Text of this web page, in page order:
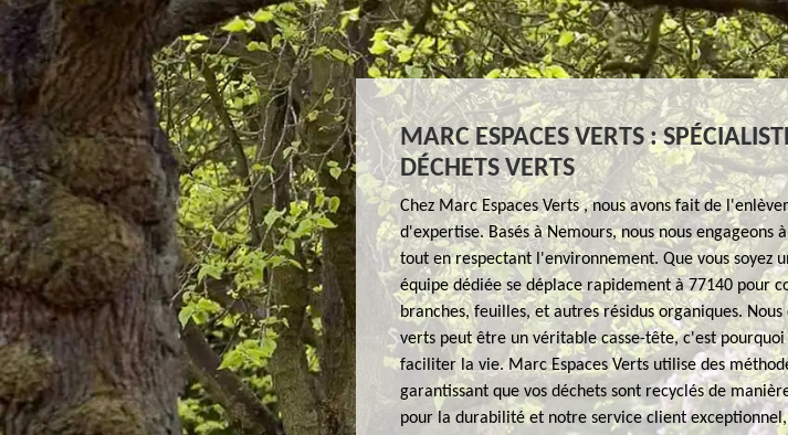
MARC ESPACES VERTS :
DÉCHETS VERTS
Chez Marc Espaces Verts , nous avons fait de
d'expertise. Basés à Nemours, nous nous
tout en respectant l'environnement. Que vous soyez
équipe dédiée se déplace rapidement à 77140 pour
branches, feuilles, et autres résidus organiques.
verts peut être un véritable casse-tête, c'est
faciliter la vie. Marc Espaces Verts utilise des
garantissant que vos déchets sont recyclés de
pour la durabilité et notre service client